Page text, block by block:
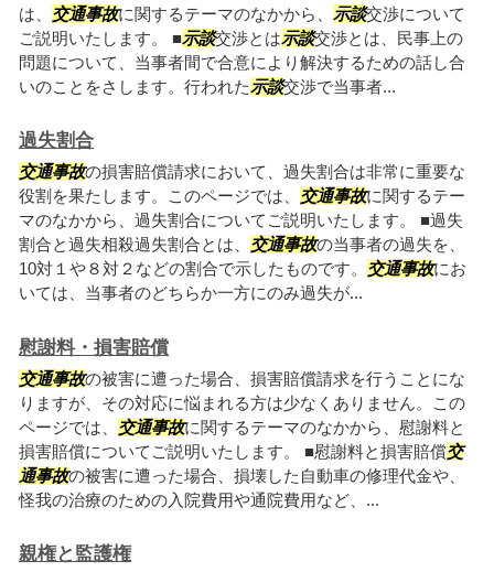
は、 交通事故に関するテーマのなかから、 示談交渉について
ご説明いたします。 ■示談交渉とは示談交渉とは、民事上の
問題について、当事者間で合意により解決するための話し合
いのことをさします。行われた示談交渉で当事者...
過失割合
交通事故の損害賠償請求において、過失割合は非常に重要な
役割を果たします。このページでは、 交通事故に関するテー
マのなかから、過失割合についてご説明いたします。 ■過失
割合と過失相殺過失割合とは、 交通事故の当事者の過失を、
10対１や８対２などの割合で示したものです。 交通事故にお
いては、当事者のどちらか一方にのみ過失が...
慰謝料・損害賠償
交通事故の被害に遭った場合、損害賠償請求を行うことにな
りますが、その対応に悩まれる方は少なくありません。この
ページでは、 交通事故に関するテーマのなかから、慰謝料と
損害賠償についてご説明いたします。 ■慰謝料と損害賠償交
通事故の被害に遭った場合、損壊した自動車の修理代金や、
怪我の治療のための入院費用や通院費用など、...
親権と監護権